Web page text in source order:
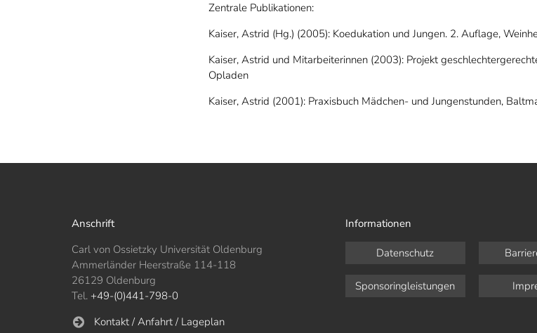
Zentrale Publikationen:
Kaiser, Astrid (Hg.) (2005): Koedukation und Jungen. 2. Auflage,
Kaiser, Astrid und Mitarbeiterinnen (2003): Projekt
Opladen
Kaiser, Astrid (2001): Praxisbuch Mädchen- und Jungenstunden,
Anschrift
Carl von Ossietzky Universität Oldenburg
Ammerländer Heerstraße 114-118
26129 Oldenburg
Tel. +49-(0)441-798-0
Kontakt / Anfahrt / Lageplan
Informationen
Datenschutz
Sponsoringleistungen